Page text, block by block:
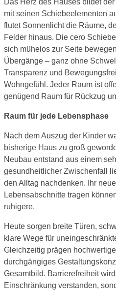
Das Herz des Hauses bildet
mit seinen Schiebeelementen
flutet Sonnenlicht die Räume,
Felder hinaus. Die cero
sich mühelos zur Seite
Übergänge – ganz ohne
Transparenz und
Wohngefühl. Jeder Raum ist
genügend Raum für Rückzug
Raum für jede Lebensphase
Nach dem Auszug der Kinder
bisherige Haus zu groß
Neubau entstand aus einem
gesundheitlicher Zwischenfall
den Alltag nachdenken. Ihr
Lebensabschnitte tragen
ruhigere.
Heute sorgen breite Türen,
klare Wege für
Gleichzeitig prägen
durchgängiges
Gesamtbild. Barrierefreiheit
Einschränkung verstanden,